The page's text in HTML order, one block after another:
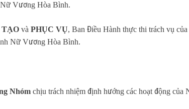
Nữ Vương Hòa Bình.
TẠO và PHỤC VỤ, Ban Điều Hành thực thi trách vụ
Nữ Vương Hòa Bình.
Nhóm chịu trách nhiệm định hướng các hoạt động của